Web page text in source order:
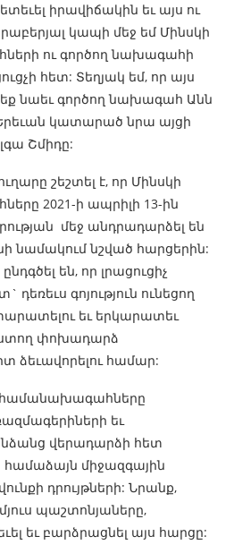
իրավիճակին եւ այս ու
կապի մեջ եմ Մինսկի
ու գործող նախագահի
հետ: Տեղյակ եմ, որ այս
եք նաեւ գործող նախագահ Անն
կատարած նրա այցի
Շմիդը:
շեշտել է, որ Մինսկի
2021-ի ապրիլի 13-ին
մեջ անդրադարձել են
նամակում նշված հարցերին:
են, որ լրացուցիչ
գոյություն ունեցող
եւ երկարատեւ
փոխադարձ
ձեւավորելու համար:
համանախագահները
եւ
վերադարձի հետ
միջազգային
դրույթների: Նրանք,
պաշտոնյաները,
եւ բարձրացնել այս հարցը: